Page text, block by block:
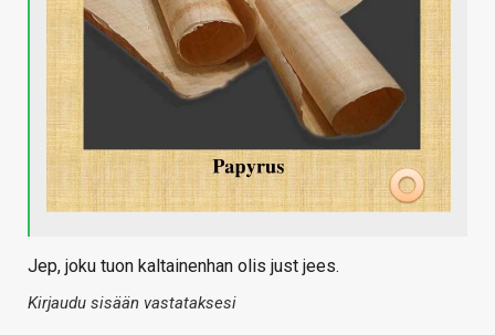
Jep, joku tuon kaltainenhan olis just jees.
Kirjaudu sisään vastataksesi